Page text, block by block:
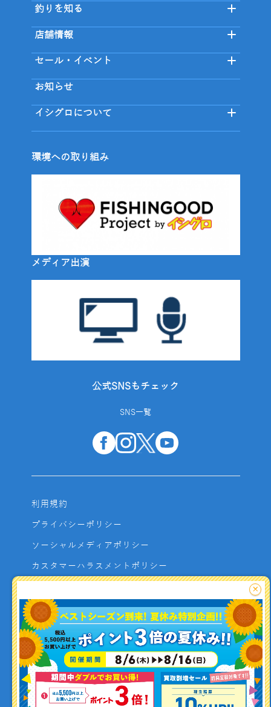
釣り情報を
投稿する
釣りを知る
店舗情報
セール・イベント
お知らせ
イシグロについて
環境への取り組み
メディア出演
公式SNSもチェック
SNS一覧
利用規約
プライバシーポリシー
ソーシャルメディアポリシー
カスタマーハラスメントポリシー
よくあるご質問
お問い合わせ
利用者資金の保全方法
×